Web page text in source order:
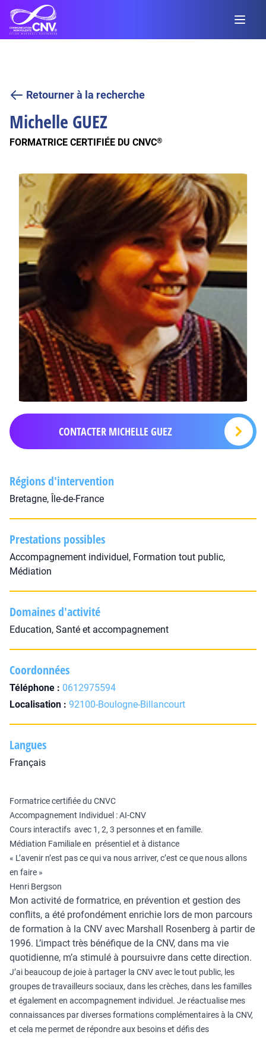
Retourner à la recherche
Michelle GUEZ
FORMATRICE CERTIFIÉE DU CNVC®
CONTACTER MICHELLE GUEZ
Régions d'intervention
Bretagne, Île-de-France
Prestations possibles
Accompagnement individuel, Formation tout public,
Médiation
Domaines d'activité
Education, Santé et accompagnement
Coordonnées
Téléphone : 0612975594
Localisation : 92100-Boulogne-Billancourt
Langues
Français
Formatrice certifiée du CNVC
Accompagnement Individuel : AI-CNV
Cours interactifs avec 1, 2, 3 personnes et en famille.
Médiation Familiale en présentiel et à distance
« L’avenir n’est pas ce qui va nous arriver, c’est ce que nous allons
en faire »
Henri Bergson
Mon activité de formatrice, en prévention et gestion des
conflits, a été profondément enrichie lors de mon parcours
de formation à la CNV avec Marshall Rosenberg à partir de
1996. L’impact très bénéfique de la CNV, dans ma vie
quotidienne, m’a stimulé à poursuivre dans cette direction.
J’ai beaucoup de joie à partager la CNV avec le tout public, les
groupes de travailleurs sociaux, dans les crèches, dans les familles
et également en accompagnement individuel. Je réactualise mes
connaissances par diverses formations complémentaires à la CNV,
et cela me permet de répondre aux besoins et défis des